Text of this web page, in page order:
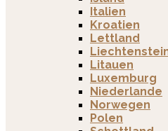
Italien
Kroatien
Lettland
Litauen
Luxemburg
Niederlande
Norwegen
Polen